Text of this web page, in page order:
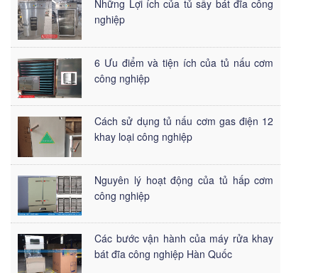
Những Lợi ích của tủ sấy bát đĩa công
nghiệp
6 Ưu điểm và tiện ích của tủ nấu cơm
công nghiệp
Cách sử dụng tủ nấu cơm gas điện 12
khay loại công nghiệp
Nguyên lý hoạt động của tủ hấp cơm
công nghiệp
Các bước vận hành của máy rửa khay
bát đĩa công nghiệp Hàn Quốc